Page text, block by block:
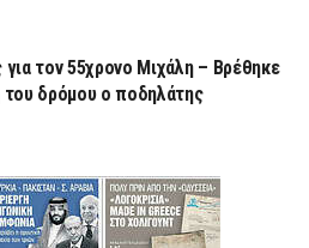
τον 55χρονο Μιχάλη – Βρέθηκε
του δρόμου ο ποδηλάτης